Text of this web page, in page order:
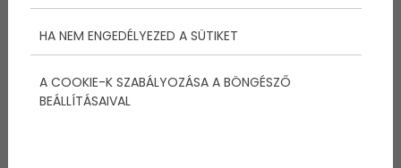
HA NEM ENGEDÉLYEZED A SÜTIKET
A COOKIE-K SZABÁLYOZÁSA A BÖNGÉSZŐ
BEÁLLÍTÁSAIVAL